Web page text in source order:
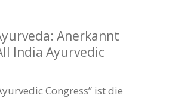
Anerkannt
India Ayurvedic
Congress” ist die